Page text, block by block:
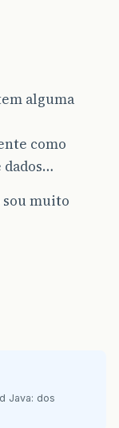
alguma
como
dados…
muito
Java: dos